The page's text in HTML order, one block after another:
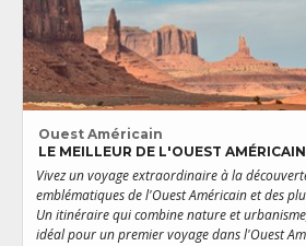
Ouest Américain
LE MEILLEUR DE L'OUEST AMÉRICAIN
Vivez un voyage extraordinaire à la
emblématiques de l'Ouest Américain et des
Un itinéraire qui combine nature et
idéal pour un premier voyage dans l'Ouest